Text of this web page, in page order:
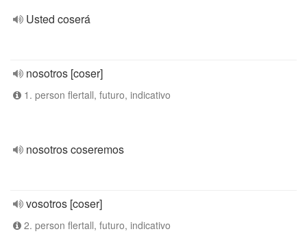
Usted coserá
nosotros [coser]
1. person flertall, futuro, indicativo
nosotros coseremos
vosotros [coser]
2. person flertall, futuro, indicativo